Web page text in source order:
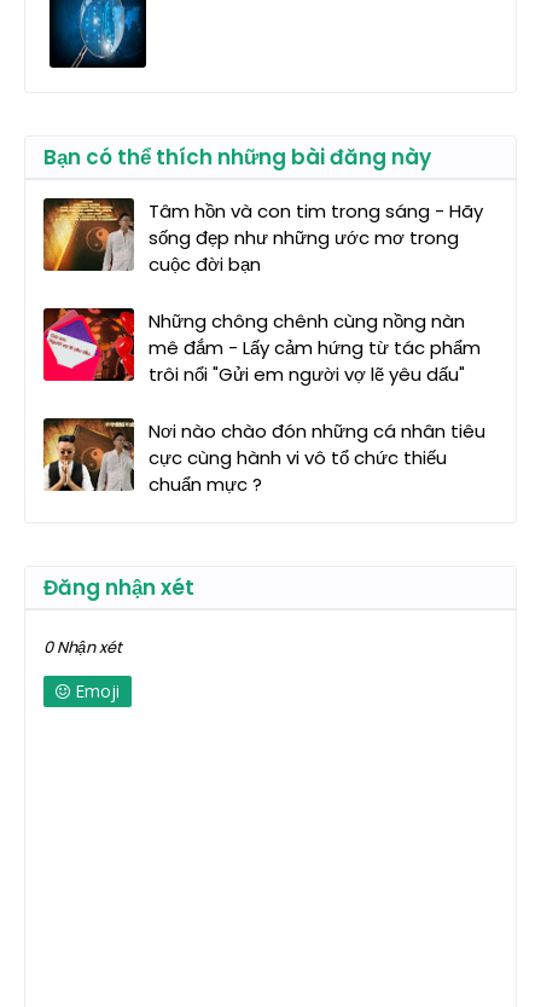
Bạn có thể thích những bài đăng này
Tâm hồn và con tim trong sáng - Hãy
sống đẹp như những ước mơ trong
cuộc đời bạn
Những chông chênh cùng nồng nàn
mê đắm - Lấy cảm hứng từ tác phẩm
trôi nổi "Gửi em người vợ lẽ yêu dấu"
Nơi nào chào đón những cá nhân tiêu
cực cùng hành vi vô tổ chức thiếu
chuẩn mực ?
Đăng nhận xét
0 Nhận xét
Emoji